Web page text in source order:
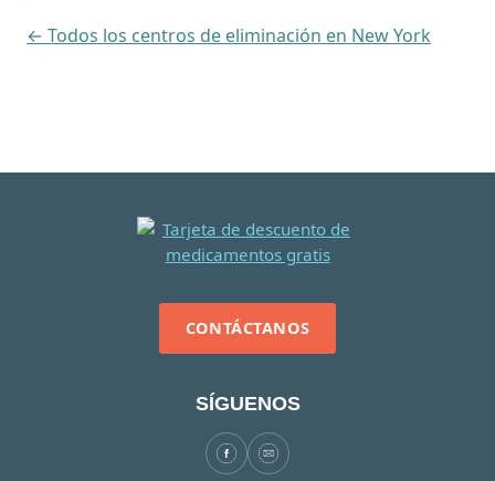
← Todos los centros de eliminación en New York
CONTÁCTANOS
SÍGUENOS